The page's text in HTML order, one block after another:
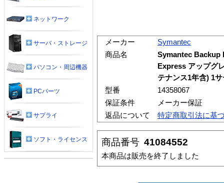
メーカー
Symantec
商品名
Symantec Backup
Express アップグ
テナンス1年含) 1
型番
14358067
保証条件
メーカー保証
返品について
特定商取引法に基
商品番号 41084552
本商品は販売を終了しました
ネットワーク
サーバ・ストレージ
パソコン・周辺機器
PCパーツ
サプライ
ソフト・ライセンス